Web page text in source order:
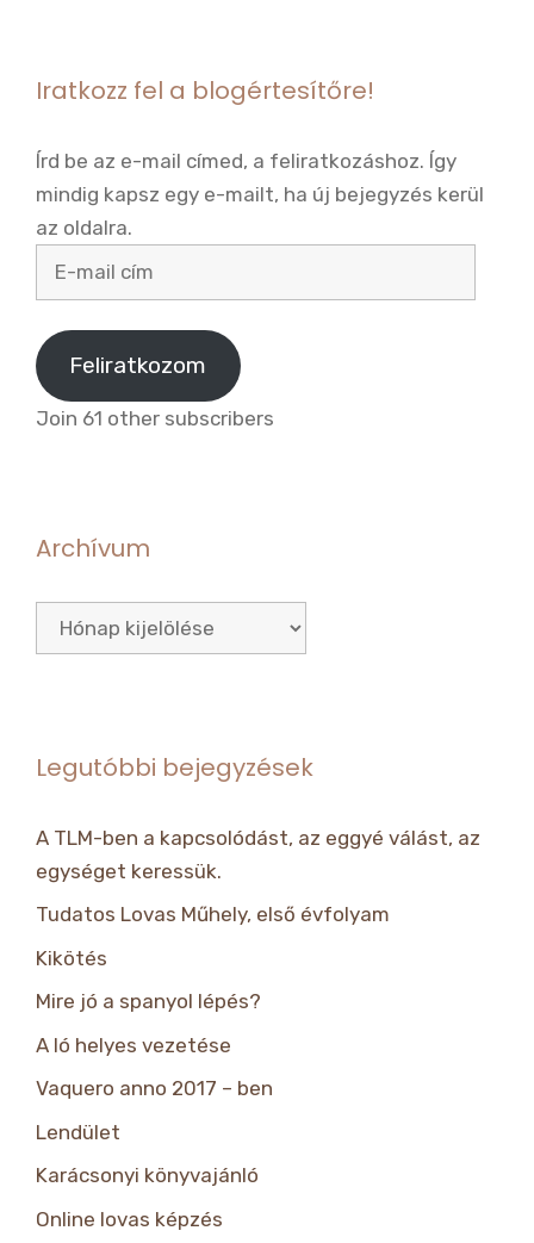
Iratkozz fel a blogértesítőre!
Írd be az e-mail címed, a feliratkozáshoz. Így
mindig kapsz egy e-mailt, ha új bejegyzés kerül
az oldalra.
cím
Feliratkozom
Join 61 other subscribers
Archívum
Archívum
Legutóbbi bejegyzések
A TLM-ben a kapcsolódást, az eggyé válást, az
egységet keressük.
Tudatos Lovas Műhely, első évfolyam
Kikötés
Mire jó a spanyol lépés?
A ló helyes vezetése
Vaquero anno 2017 – ben
Lendület
Karácsonyi könyvajánló
Online lovas képzés